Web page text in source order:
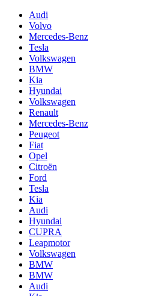
Audi
Volvo
Mercedes-Benz
Tesla
Volkswagen
BMW
Kia
Hyundai
Volkswagen
Renault
Mercedes-Benz
Peugeot
Fiat
Opel
Citroën
Ford
Tesla
Kia
Audi
Hyundai
CUPRA
Leapmotor
Volkswagen
BMW
BMW
Audi